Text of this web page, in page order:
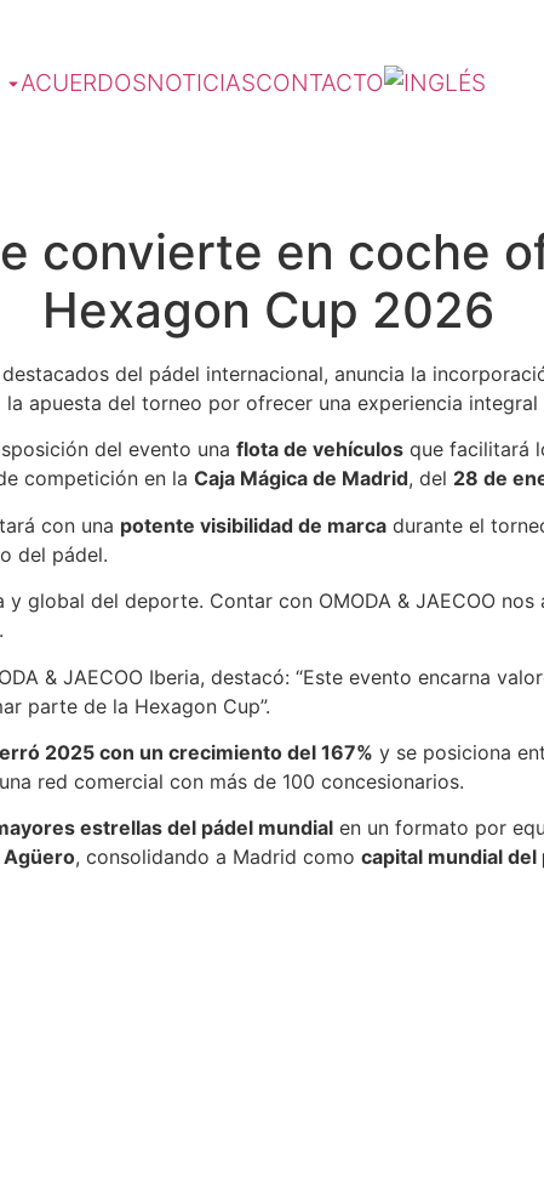
ACUERDOSNOTICIASCONTACTO
convierte en coche
Hexagon Cup 2026
del pádel internacional, anuncia la
la apuesta del torneo por ofrecer una experiencia
del evento una flota de vehículos que facilitará
competición en la Caja Mágica de Madrid, del 28 de
con una potente visibilidad de marca durante el
del pádel.
global del deporte. Contar con OMODA & JAECOO
& JAECOO Iberia, destacó: “Este evento encarna
parte de la Hexagon Cup”.
2025 con un crecimiento del 167% y se posiciona
red comercial con más de 100 concesionarios.
estrellas del pádel mundial en un formato por
Agüero, consolidando a Madrid como capital mundial del